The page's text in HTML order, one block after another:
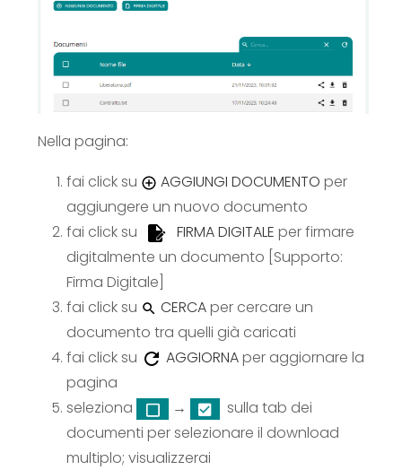
Nella pagina:
fai click su
AGGIUNGI DOCUMENTO per
aggiungere un nuovo documento
fai click su
FIRMA DIGITALE per firmare
digitalmente un documento [Supporto:
Firma Digitale
fai click su
CERCAper cercare un
documento tra quelli già caricati
fai click su
AGGIORNAper aggiornare la
pagina
seleziona
→
sulla tab dei
documenti per selezionare il download
multiplo; visualizzerai